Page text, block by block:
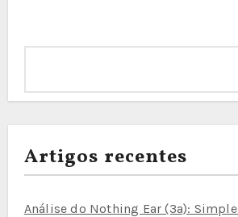
Artigos recentes
Análise do Nothing Ear (3a):